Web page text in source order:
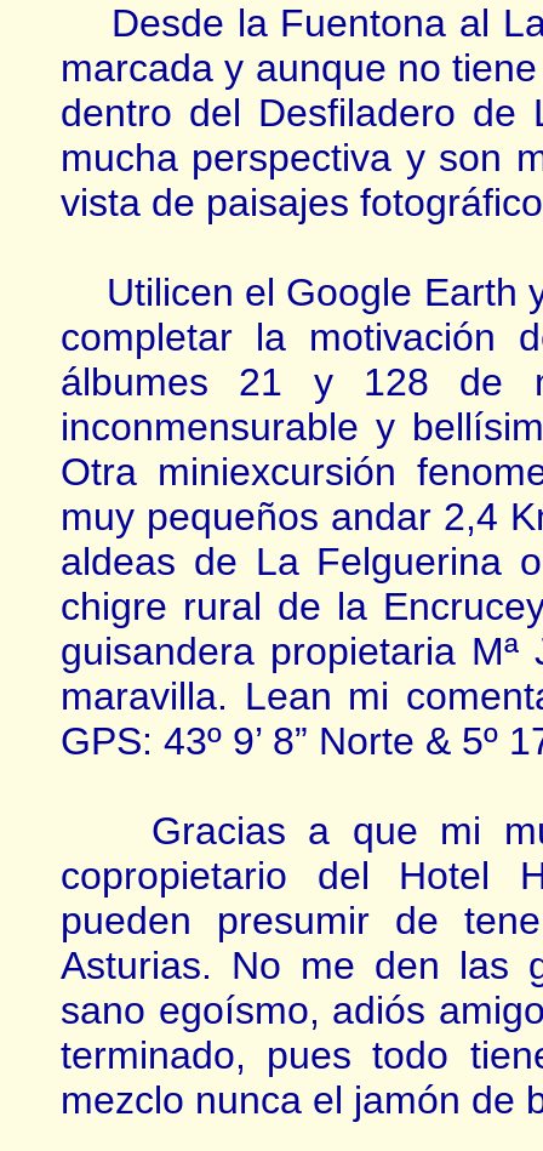
Desde la Fuentona al
marcada y aunque no
dentro del Desfiladero de
mucha perspectiva y son
vista de paisajes
Utilicen el Google Earth
completar la motivación
álbumes 21 y 128 de
inconmensurable y
Otra miniexcursión
muy pequeños andar 2,4
aldeas de La Felguerina
chigre rural de la
guisandera propietaria
maravilla. Lean mi
GPS: 43º 9’ 8” Norte & 5º
Gracias a que mi
copropietario del Hotel
pueden presumir de
Asturias. No me den las
sano egoísmo, adiós
terminado, pues todo
mezclo nunca el jamón de